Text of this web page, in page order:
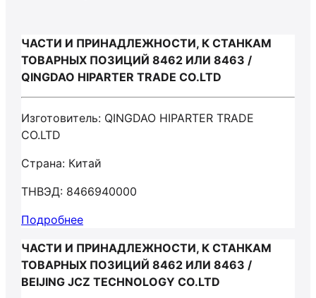
ЧАСТИ И ПРИНАДЛЕЖНОСТИ, К СТАНКАМ
ТОВАРНЫХ ПОЗИЦИЙ 8462 ИЛИ 8463 /
QINGDAO HIPARTER TRADE CO.LTD
Изготовитель: QINGDAO HIPARTER TRADE
CO.LTD
Страна: Китай
ТНВЭД: 8466940000
Подробнее
ЧАСТИ И ПРИНАДЛЕЖНОСТИ, К СТАНКАМ
ТОВАРНЫХ ПОЗИЦИЙ 8462 ИЛИ 8463 /
BEIJING JCZ TECHNOLOGY CO.LTD